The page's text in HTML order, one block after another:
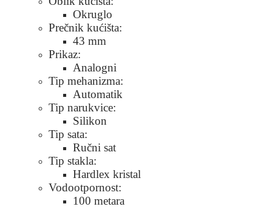
Okruglo
Prečnik kućišta:
43 mm
Prikaz:
Analogni
Tip mehanizma:
Automatik
Tip narukvice:
Silikon
Tip sata:
Ručni sat
Tip stakla:
Hardlex kristal
Vodootpornost:
100 metara